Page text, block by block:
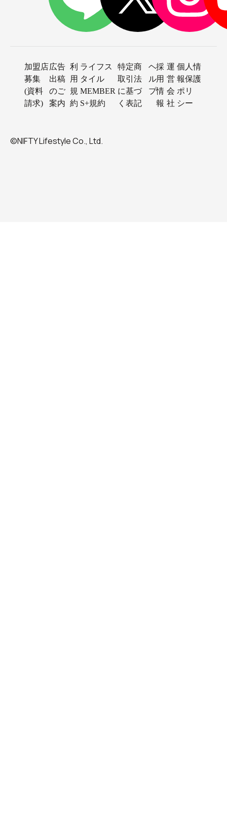
加盟店
募集
(資料
請求)
広告
出稿
のご
案内
利
用
規
約
ライフス
タイル
MEMBER
S+規約
特定商
取引法
に基づ
く表記
ヘ
ル
プ
採
用
情
報
運
営
会
社
個人情
報保護
ポリ
シー
©NIFTY Lifestyle Co., Ltd.